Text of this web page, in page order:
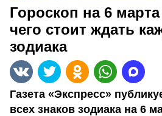
Гороскоп на 6 марта
чего стоит ждать
зодиака
Газета «Экспресс»
всех знаков зодиака на 6